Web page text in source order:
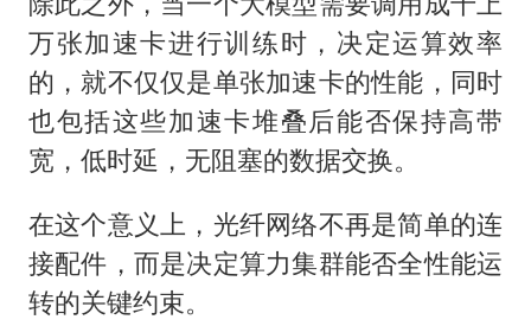
万张加速卡进行训练时，决定运算效率
的，就不仅仅是单张加速卡的性能，同时
也包括这些加速卡堆叠后能否保持高带
宽，低时延，无阻塞的数据交换。
在这个意义上，光纤网络不再是简单的连
接配件，而是决定算力集群能否全性能运
转的关键约束。